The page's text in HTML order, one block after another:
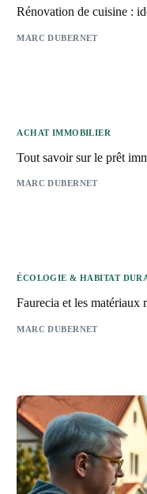
Rénovation de cuisine :
MARC DUBERNET
ACHAT IMMOBILIER
Tout savoir sur le prêt
MARC DUBERNET
ÉCOLOGIE & HABITAT
Faurecia et les matériaux
MARC DUBERNET